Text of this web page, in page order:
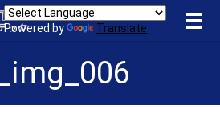
Powered by Translate メ